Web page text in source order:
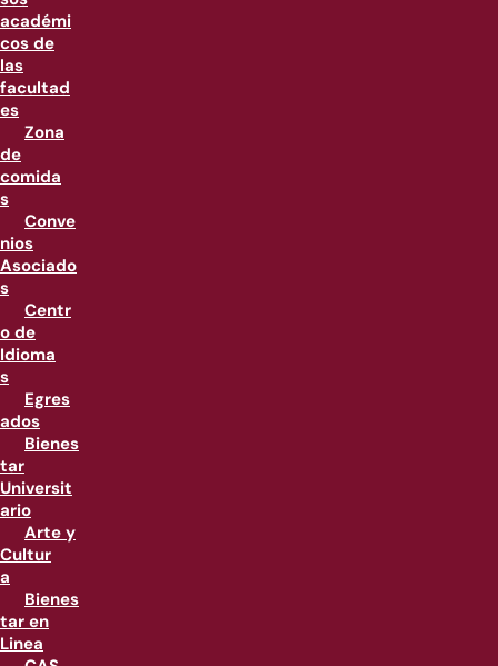
académi
cos de
las
facultad
es
Zona
de
comida
s
Conve
nios
Asociado
s
Centr
o de
Idioma
s
Egres
ados
Bienes
tar
Universit
ario
Arte y
Cultur
a
Bienes
tar en
Linea